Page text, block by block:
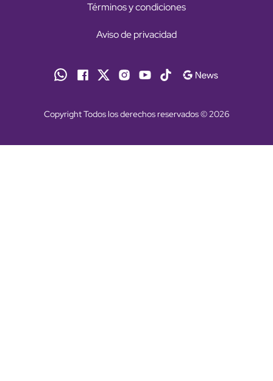
Términos y condiciones
Aviso de privacidad
Copyright Todos los derechos reservados © 2026